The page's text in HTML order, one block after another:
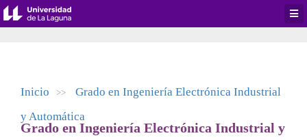
Inicio >>
Grado en Ingeniería Electrónica Industrial
y Automática
Grado en Ingeniería Electrónica Industrial y